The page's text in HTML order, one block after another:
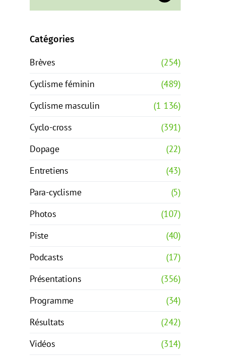
Catégories
Brèves
(254)
Cyclisme féminin
(489)
Cyclisme masculin
(1 136)
Cyclo-cross
(391)
Dopage
(22)
Entretiens
(43)
Para-cyclisme
(5)
Photos
(107)
Piste
(40)
Podcasts
(17)
Présentations
(356)
Programme
(34)
Résultats
(242)
Vidéos
(314)